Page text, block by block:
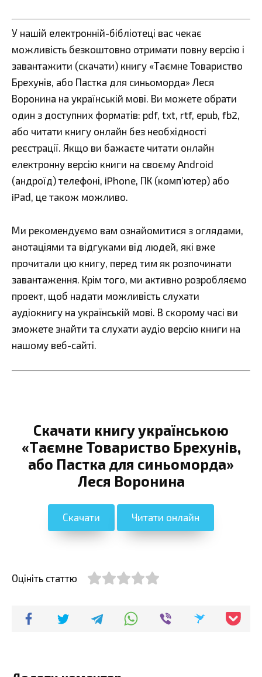
У нашій електронній-бібліотеці вас чекає
можливість безкоштовно отримати повну версію і
завантажити (скачати) книгу «Таємне Товариство
Брехунів, або Пастка для синьоморда» Леся
Воронина на українській мові. Ви можете обрати
один з доступних форматів: pdf, txt, rtf, epub, fb2,
або читати книгу онлайн без необхідності
реєстрації. Якщо ви бажаєте читати онлайн
електронну версію книги на своєму Android
(андроїд) телефоні, iPhone, ПК (комп’ютер) або
iPad, це також можливо.
Ми рекомендуємо вам ознайомитися з оглядами,
анотаціями та відгуками від людей, які вже
прочитали цю книгу, перед тим як розпочинати
завантаження. Крім того, ми активно розробляємо
проект, щоб надати можливість слухати
аудіокнигу на українській мові. В скорому часі ви
зможете знайти та слухати аудіо версію книги на
нашому веб-сайті.
Скачати книгу українською
«Таємне Товариство Брехунів,
або Пастка для синьоморда»
Леся Воронина
Скачати Читати онлайн
Оцініть статтю